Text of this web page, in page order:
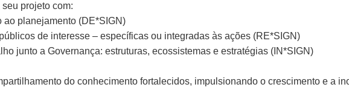
projeto com:
ao planejamento (DE*SIGN)
de interesse – específicas ou integradas às ações (RE*SIGN)
junto a Governança: estruturas, ecossistemas e estratégias (IN*SIGN)
do conhecimento fortalecidos, impulsionando o crescimento e a